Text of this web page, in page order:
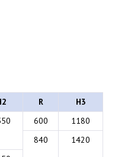
R
H3
600
1180
840
1420